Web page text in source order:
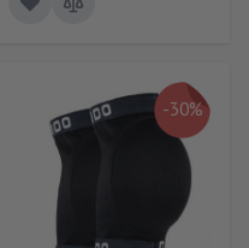
-30%